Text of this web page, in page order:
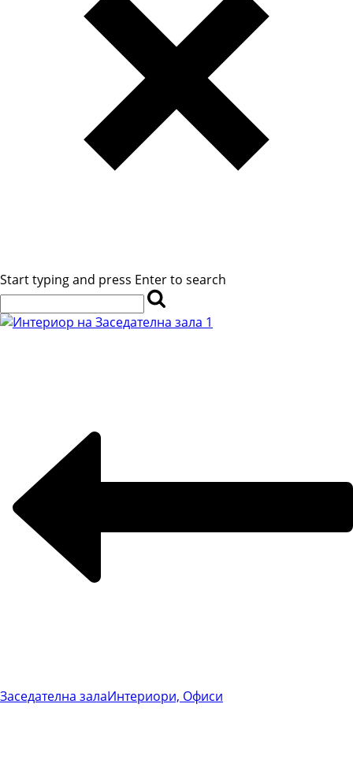
Start typing and press Enter to search
Заседателна залаИнтериори, Офиси